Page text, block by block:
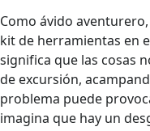
Como ávido
kit de herramientas en
significa que las cosas
de excursión,
problema puede
imagina que hay un